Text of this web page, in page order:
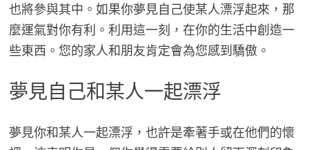
也將參與其中。如果你夢見自己使某人漂浮起來，那
麼運氣對你有利。利用這一刻，在你的生活中創造一
些東西。您的家人和朋友肯定會為您感到驕傲。
夢見自己和某人一起漂浮
夢見你和某人一起漂浮，也許是牽著手或在他們的懷